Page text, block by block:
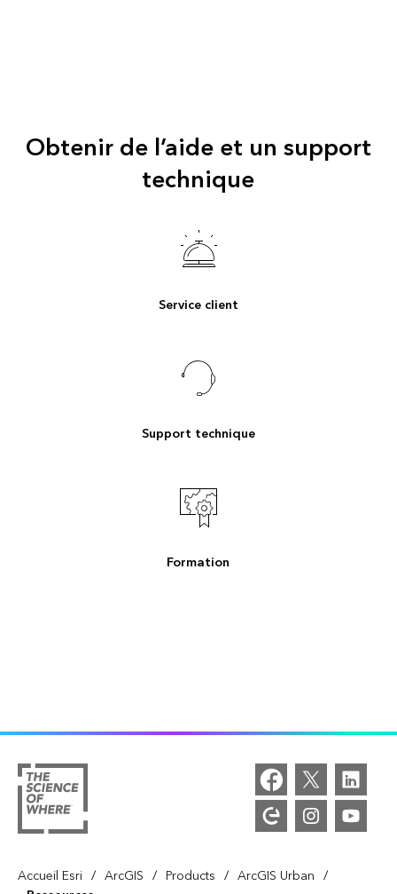
Obtenir de l’aide et un support
technique
Service client
Support technique
Formation
Accueil Esri / ArcGIS / Products / ArcGIS Urban /